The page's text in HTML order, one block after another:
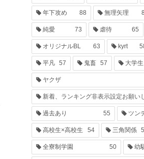
年下攻め 88 無理矢理
純愛 73 虐待 65
オリジナルBL 63 kyrt
平凡 57 鬼畜 57 大学生
ヤクザ
新着、ランキング非表示設定お願い
過去あり 55 ツン
高校生×高校生 54 三角関係
全寮制学園 50 幼